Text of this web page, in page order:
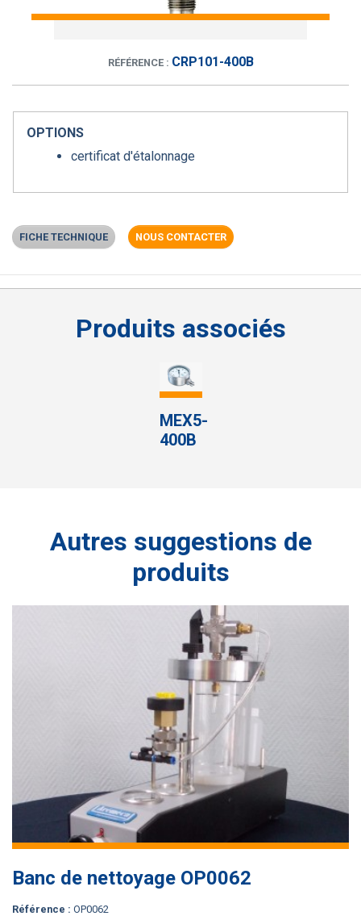
RÉFÉRENCE : CRP101-400B
OPTIONS
certificat d'étalonnage
NOUS CONTACTER
FICHE TECHNIQUE
produits associés
MEX5-
400B
autres suggestions de
produits
Banc de nettoyage OP0062
référence : OP0062